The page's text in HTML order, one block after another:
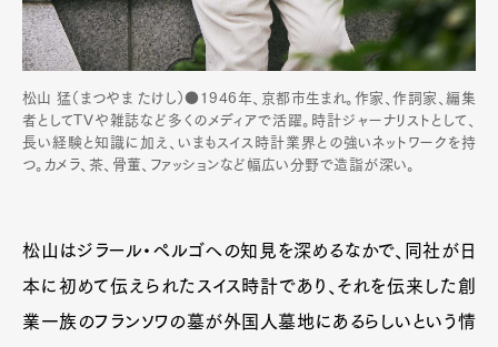
松山 猛（まつやま たけし）●1946年、京都市生まれ。作家、作詞家、編集
者としてTVや雑誌など多くのメディアで活躍。時計ジャーナリストとして、
長い経験と知識に加え、いまもスイス時計業界との強いネットワークを持
つ。カメラ、茶、骨董、ファッションなど幅広い分野で造詣が深い。
松山はジラール・ペルゴへの知見を深めるなかで、同社が日
本に初めて伝えられたスイス時計であり、それを伝来した創
業一族のフランソワの墓が外国人墓地にあるらしいという情